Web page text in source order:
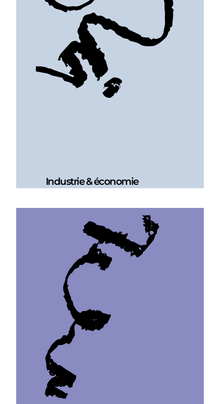
Industrie & économie